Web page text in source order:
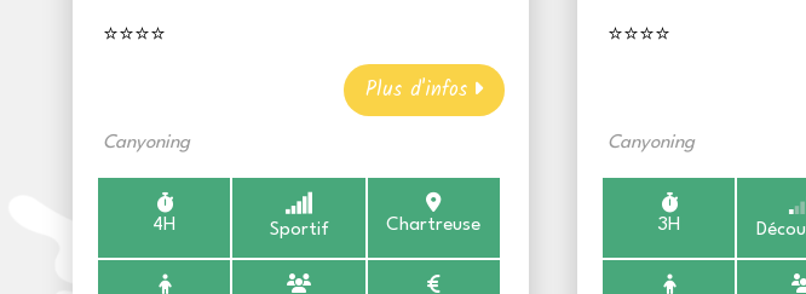
⭐⭐⭐⭐
Plus d'infos
Canyoning
4H Sportif Chartreuse
⭐⭐⭐⭐
Canyoning
3H